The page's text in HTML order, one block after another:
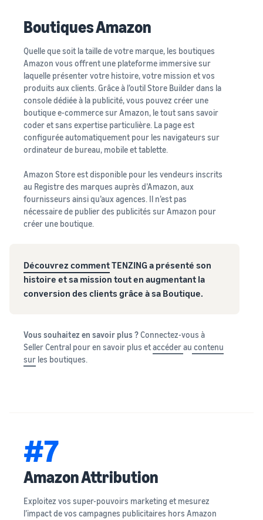
Boutiques Amazon
Quelle que soit la taille de votre marque, les boutiques
Amazon vous offrent une plateforme immersive sur
laquelle présenter votre histoire, votre mission et vos
produits aux clients. Grâce à l’outil Store Builder dans la
console dédiée à la publicité, vous pouvez créer une
boutique e-commerce sur Amazon, le tout sans savoir
coder et sans expertise particulière. La page est
configurée automatiquement pour les navigateurs sur
ordinateur de bureau, mobile et tablette.
Amazon Store est disponible pour les vendeurs inscrits
au Registre des marques auprès d’Amazon, aux
fournisseurs ainsi qu’aux agences. Il n’est pas
nécessaire de publier des publicités sur Amazon pour
créer une boutique.
Découvrez commentTENZING a présenté son
histoire et sa mission tout en augmentant la
conversion des clients grâce à sa Boutique.
Vous souhaitez en savoir plus ?Connectez-vous à
Seller Central pour en savoir plus etaccéderau contenu
sur les boutiques.
#7
Amazon Attribution
Exploitez vos super-pouvoirs marketing et mesurez
l’impact de vos campagnes publicitaires hors Amazon